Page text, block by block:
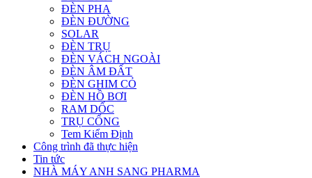
ĐÈN PHA
ĐÈN ĐƯỜNG
SOLAR
ĐÈN TRỤ
ĐÈN VÁCH NGOÀI
ĐÈN ÂM ĐẤT
ĐÈN GHIM CỎ
ĐÈN HỒ BƠI
RAM DỐC
TRỤ CỔNG
Tem Kiểm Định
Công trình đã thực hiện
Tin tức
NHÀ MÁY ANH SANG PHARMA